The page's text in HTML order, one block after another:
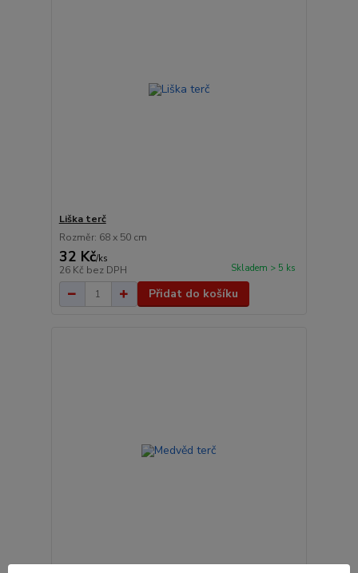
Liška terč
Rozměr: 68 x 50 cm
32 Kč/ks
26 Kč bez DPH Skladem > 5 ks
Přidat do košíku